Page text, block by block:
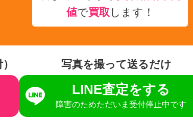
値で買取 します！
写真を撮って送るだけ
LINE査定をする
障害のためただいま受付停止中です